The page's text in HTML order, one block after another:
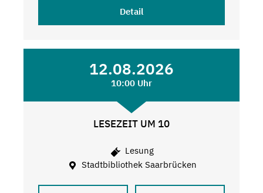
Detail
12.08.2026
10:00 Uhr
LESEZEIT UM 10
Lesung
Stadtbibliothek Saarbrücken